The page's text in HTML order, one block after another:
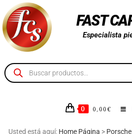
FAST
Especialista
0 0,00 €
Usted está aquí: Home Página >